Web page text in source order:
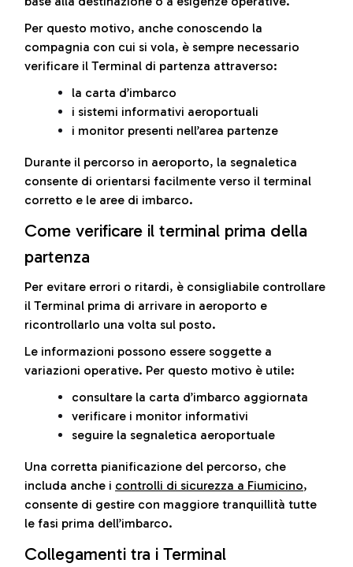
Per questo motivo, anche conoscendo la
compagnia con cui si vola, è sempre necessario
verificare il Terminal di partenza attraverso:
la carta d’imbarco
i sistemi informativi aeroportuali
i monitor presenti nell’area partenze
Durante il percorso in aeroporto, la segnaletica
consente di orientarsi facilmente verso il terminal
corretto e le aree di imbarco.
Come verificare il terminal prima della
partenza
Per evitare errori o ritardi, è consigliabile controllare
il Terminal prima di arrivare in aeroporto e
ricontrollarlo una volta sul posto.
Le informazioni possono essere soggette a
variazioni operative. Per questo motivo è utile:
consultare la carta d’imbarco aggiornata
verificare i monitor informativi
seguire la segnaletica aeroportuale
Una corretta pianificazione del percorso, che
includa anche i controlli di sicurezza a Fiumicino,
consente di gestire con maggiore tranquillità tutte
le fasi prima dell’imbarco.
Collegamenti tra i Terminal